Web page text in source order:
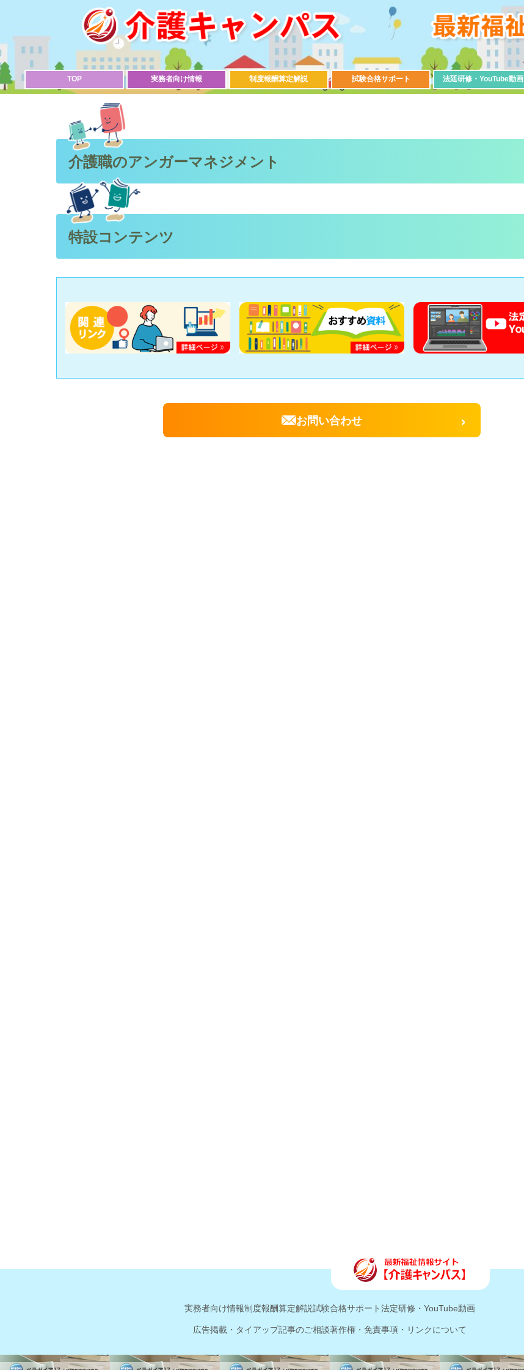
TOP 実務者向け情報 制度報酬算定解説 試験合格サポート 法廷研修・YouTube動画
介護職のアンガーマネジメント
特設コンテンツ
お問い合わせ ›
実務者向け情報制度報酬算定解説試験合格サポート法定研修・YouTube動画
広告掲載・タイアップ記事のご相談著作権・免責事項・リンクについて